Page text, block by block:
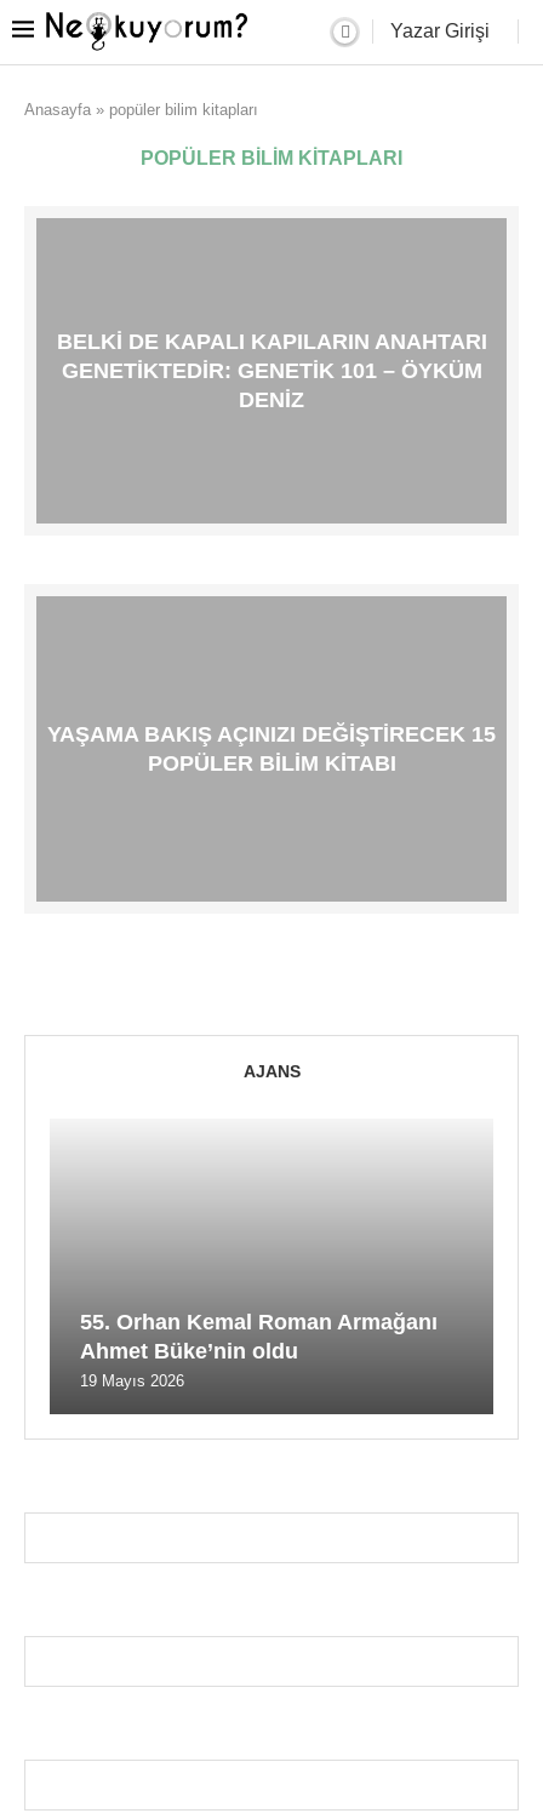
Yazar Girişi
Anasayfa » popüler bilim kitapları
POPÜLER BILIM KITAPLARI
BELKI DE KAPALI KAPILARIN ANAHTARI
GENETIKTEDIR: GENETIK 101 – ÖYKÜM
DENIZ
YAŞAMA BAKIŞ AÇINIZI DEĞIŞTIRECEK 15
POPÜLER BILIM KITABI
AJANS
55. Orhan Kemal Roman Armağanı
Ahmet Büke’nin oldu
19 Mayıs 2026